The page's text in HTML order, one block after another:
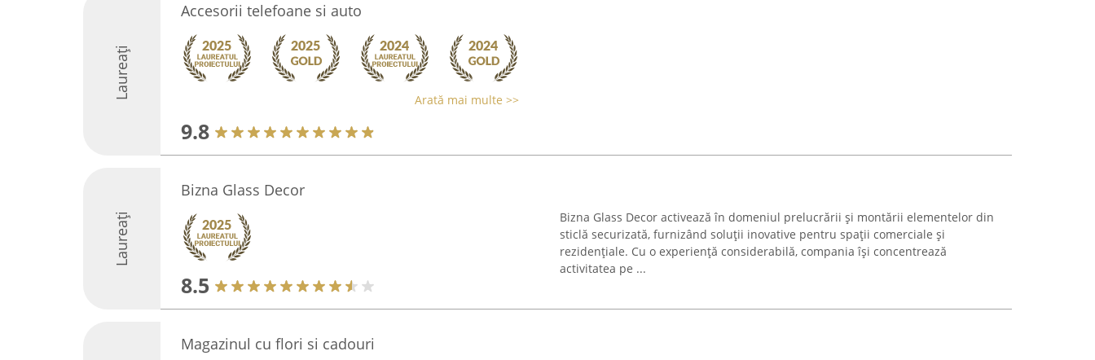
Laureați
Accesorii telefoane si auto
Arată mai multe >>
9.8
Laureați
Bizna Glass Decor
8.5
Bizna Glass Decor activează în domeniul prelucrării și montării elementelor din
sticlă securizată, furnizând soluții inovative pentru spații comerciale și
rezidențiale. Cu o experiență considerabilă, compania își concentrează
activitatea pe ...
Magazinul cu flori si cadouri